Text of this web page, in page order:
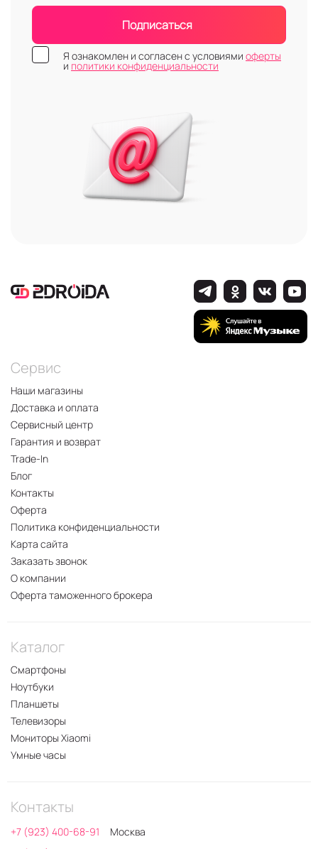
Подписаться
Я ознакомлен и согласен с условиями оферты
и политики конфиденциальности
Сервис
Наши магазины
Доставка и оплата
Сервисный центр
Гарантия и возврат
Trade-In
Блог
Контакты
Оферта
Политика конфиденциальности
Карта сайта
Заказать звонок
О компании
Оферта таможенного брокера
Каталог
Смартфоны
Ноутбуки
Планшеты
Телевизоры
Мониторы Xiaomi
Умные часы
Контакты
+7 (923) 400-68-91
Москва